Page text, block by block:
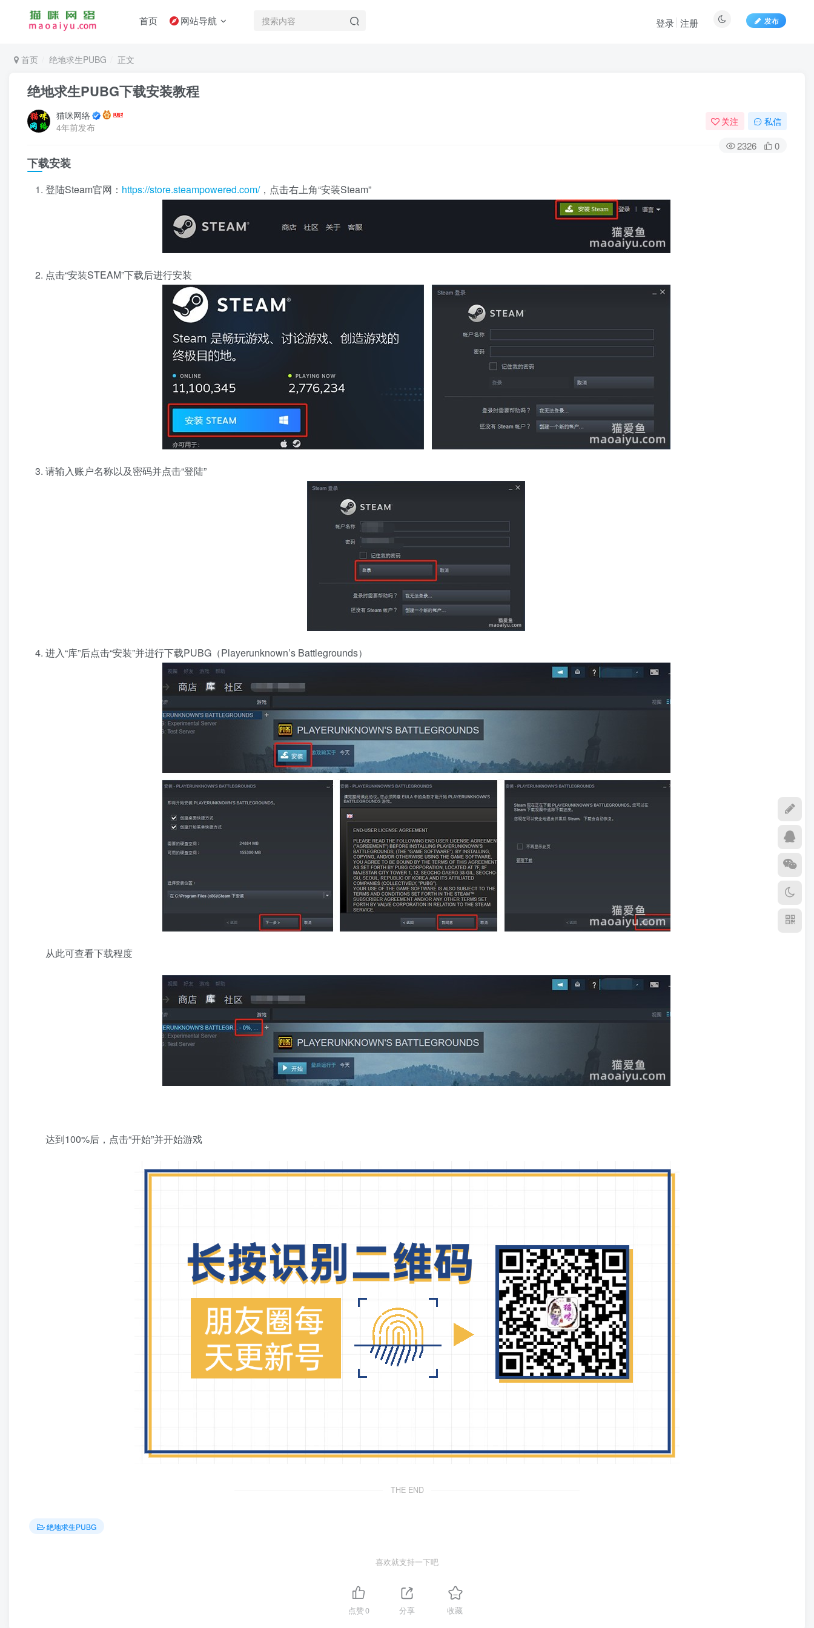
首页 网站导航 发布
登录 注册
首页 绝地求生PUBG 正文
绝地求生PUBG下载安装教程
猫咪网络
4年前发布
关注 私信
2326 0
下载安装
登陆Steam官网： https://store.steampowered.com/，点击右上角“安装Steam”
点击“安装STEAM”下载后进行安装
请输入账户名称以及密码并点击“登陆”
进入“库”后点击“安装”并进行下载PUBG（Playerunknown’s Battlegrounds）
从此可查看下载程度
达到100%后，点击“开始”并开始游戏
THE END
绝地求生PUBG
喜欢就支持一下吧
点赞0 分享 收藏